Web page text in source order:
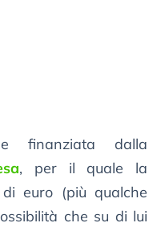
finanziata dalla
, per il quale la
euro (più qualche
che su di lui